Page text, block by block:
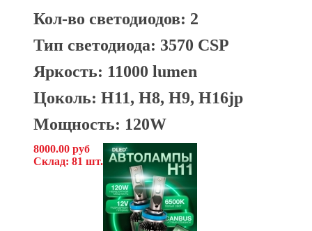
Кол-во светодиодов: 2
Тип светодиода: 3570 CSP
Яркость: 11000 lumen
Цоколь: H11, H8, H9, H16jp
Мощность: 120W
8000.00 руб
Склад: 81 шт.